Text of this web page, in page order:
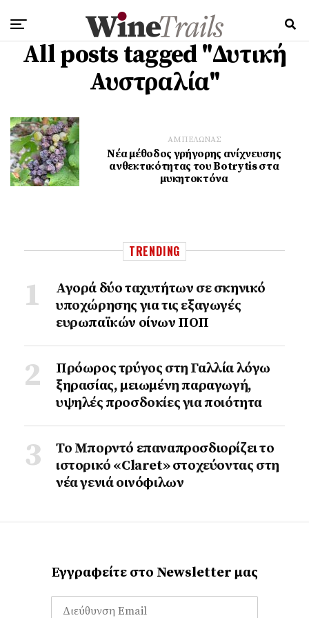
All posts tagged "Δυτική
Αυστραλία"
ΑΜΠΕΛΩΝΑΣ
Νέα μέθοδος γρήγορης ανίχνευσης
ανθεκτικότητας του Botrytis στα
μυκητοκτόνα
TRENDING
Αγορά δύο ταχυτήτων σε σκηνικό
υποχώρησης για τις εξαγωγές
ευρωπαϊκών οίνων ΠΟΠ
Πρόωρος τρύγος στη Γαλλία λόγω
ξηρασίας, μειωμένη παραγωγή,
υψηλές προσδοκίες για ποιότητα
Το Μπορντό επαναπροσδιορίζει το
ιστορικό «Claret» στοχεύοντας στη
νέα γενιά οινόφιλων
Εγγραφείτε στο Newsletter μας